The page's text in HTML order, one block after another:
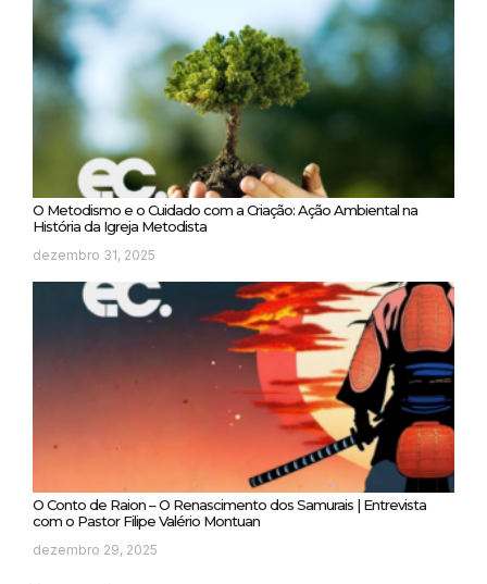
O Metodismo e o Cuidado com a Criação: Ação Ambiental na
História da Igreja Metodista
dezembro 31, 2025
O Conto de Raion – O Renascimento dos Samurais | Entrevista
com o Pastor Filipe Valério Montuan
dezembro 29, 2025